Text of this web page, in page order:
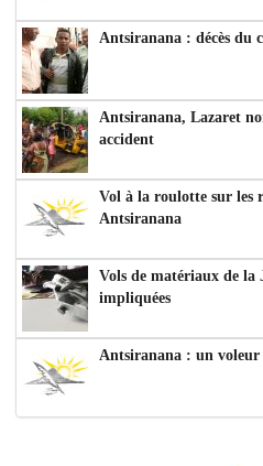
Antsiranana : décès du
Antsiranana, Lazaret
accident
Vol à la roulotte sur les
Antsiranana
Vols de matériaux de la
impliquées
Antsiranana : un voleur